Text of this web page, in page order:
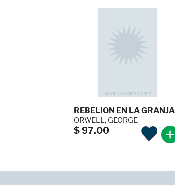
REBELION EN LA GRANJA
ORWELL, GEORGE
$ 97.00